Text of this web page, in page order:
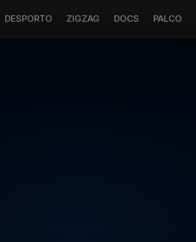
DESPORTO ZIGZAG DOCS PALCO